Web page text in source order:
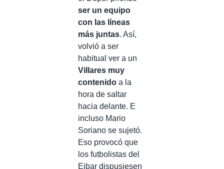
ser un equipo
con las líneas
más juntas. Así,
volvió a ser
habitual ver a un
Villares muy
contenido a la
hora de saltar
hacia delante. E
incluso Mario
Soriano se sujetó.
Eso provocó que
los futbolistas del
Eibar dispusiesen